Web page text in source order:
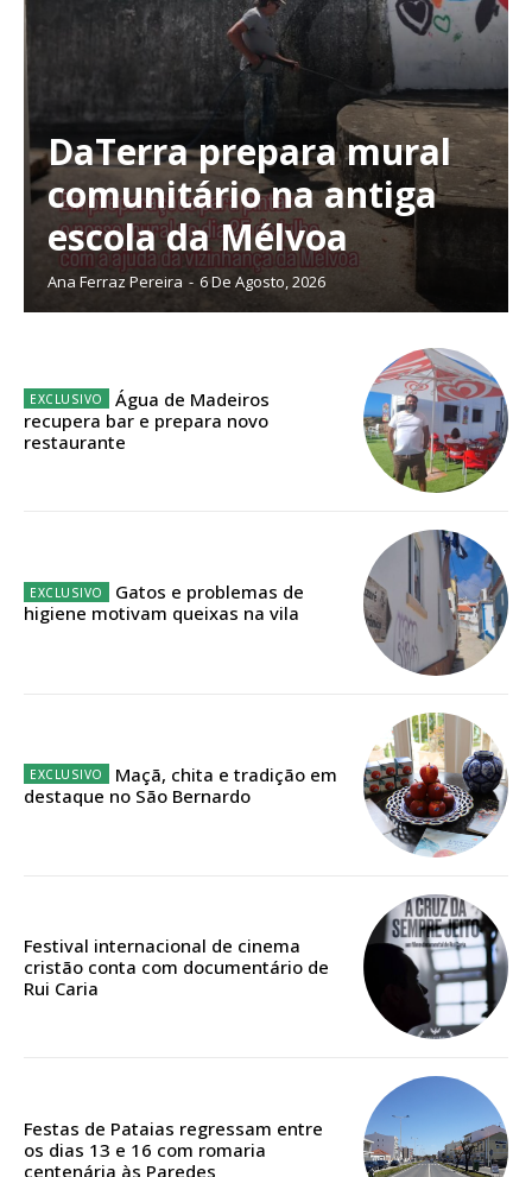
Planos de Assinatura
Faça-se assinante do Região de Cister e ajude-nos a manter este serviço
Sendo assinante terá acesso a todos os conteúdos exclusivos e versões
Escolha o plano de assinatura desejado:
32€
DaTerra prepara mural
comunitário na antiga
escola da Mélvoa
Ana Ferraz Pereira - 6 De Agosto, 2026
Água de Madeiros
recupera bar e prepara novo
restaurante
Gatos e problemas de
higiene motivam queixas na vila
Maçã, chita e tradição em
destaque no São Bernardo
Festival internacional de cinema
cristão conta com documentário de
Rui Caria
Festas de Pataias regressam entre
os dias 13 e 16 com romaria
centenária às Paredes